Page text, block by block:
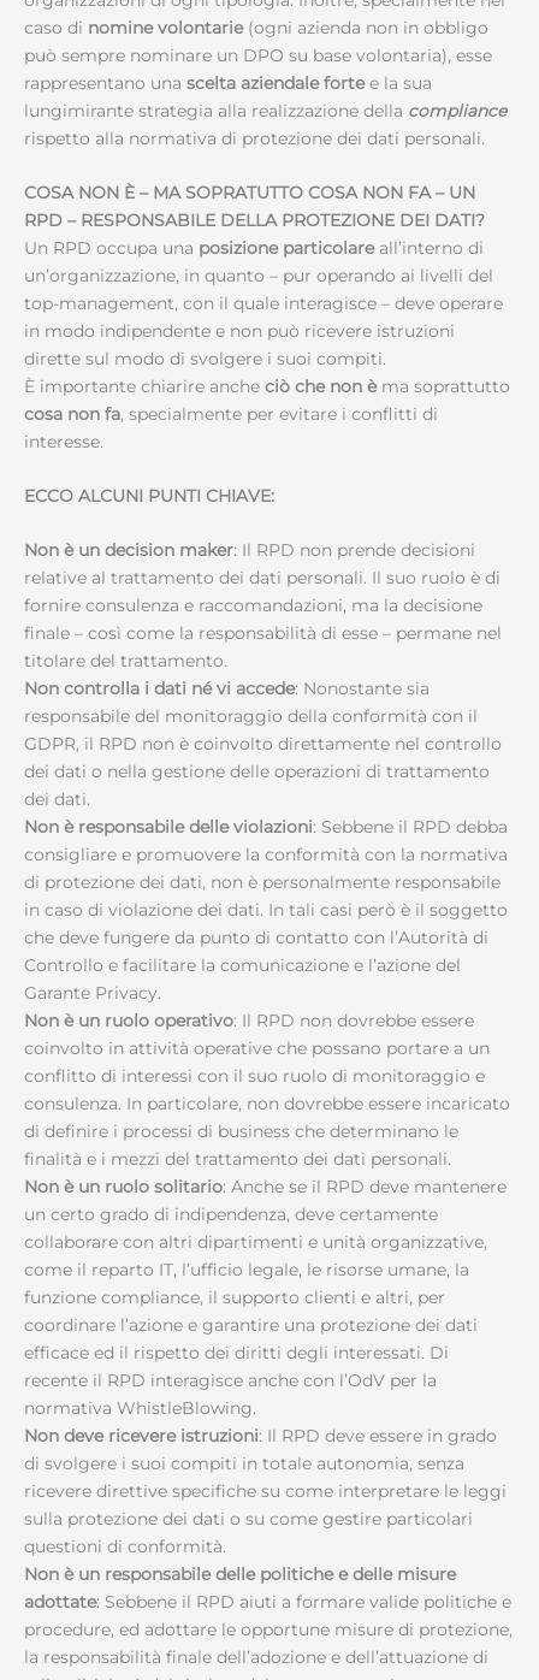
caso di nomine volontarie(ogni azienda non in obbligo
può sempre nominare un DPO su base volontaria), esse
rappresentano una scelta aziendale fortee la sua
lungimirante strategia alla realizzazione della compliance
rispetto alla normativa di protezione dei dati personali.
COSA NON È – MA SOPRATUTTO COSA NON FA – UN
RPD – RESPONSABILE DELLA PROTEZIONE DEI DATI?
Un RPD occupa una posizione particolareall’interno di
un’organizzazione, in quanto – pur operando ai livelli del
top-management, con il quale interagisce – deve operare
in modo indipendente e non può ricevere istruzioni
dirette sul modo di svolgere i suoi compiti.
È importante chiarire anche ciò che non èma soprattutto
cosa non fa, specialmente per evitare i conflitti di
interesse.
ECCO ALCUNI PUNTI CHIAVE:
Non è un decision maker: Il RPD non prende decisioni
relative al trattamento dei dati personali. Il suo ruolo è di
fornire consulenza e raccomandazioni, ma la decisione
finale – così come la responsabilità di esse – permane nel
titolare del trattamento.
Non controlla i dati né vi accede: Nonostante sia
responsabile del monitoraggio della conformità con il
GDPR, il RPD non è coinvolto direttamente nel controllo
dei dati o nella gestione delle operazioni di trattamento
dei dati.
Non è responsabile delle violazioni: Sebbene il RPD debba
consigliare e promuovere la conformità con la normativa
di protezione dei dati, non è personalmente responsabile
in caso di violazione dei dati. In tali casi però è il soggetto
che deve fungere da punto di contatto con l’Autorità di
Controllo e facilitare la comunicazione e l’azione del
Garante Privacy.
Non è un ruolo operativo: Il RPD non dovrebbe essere
coinvolto in attività operative che possano portare a un
conflitto di interessi con il suo ruolo di monitoraggio e
consulenza. In particolare, non dovrebbe essere incaricato
di definire i processi di business che determinano le
finalità e i mezzi del trattamento dei dati personali.
Non è un ruolo solitario: Anche se il RPD deve mantenere
un certo grado di indipendenza, deve certamente
collaborare con altri dipartimenti e unità organizzative,
come il reparto IT, l’ufficio legale, le risorse umane, la
funzione compliance, il supporto clienti e altri, per
coordinare l’azione e garantire una protezione dei dati
efficace ed il rispetto dei diritti degli interessati. Di
recente il RPD interagisce anche con l’OdV per la
normativa WhistleBlowing.
Non deve ricevere istruzioni: Il RPD deve essere in grado
di svolgere i suoi compiti in totale autonomia, senza
ricevere direttive specifiche su come interpretare le leggi
sulla protezione dei dati o su come gestire particolari
questioni di conformità.
Non è un responsabile delle politiche e delle misure
adottate: Sebbene il RPD aiuti a formare valide politiche e
procedure, ed adottare le opportune misure di protezione,
la responsabilità finale dell’adozione e dell’attuazione di